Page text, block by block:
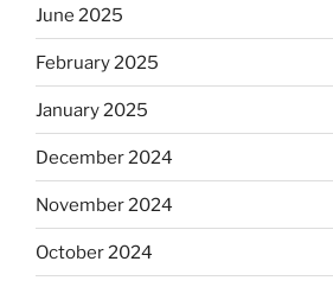
June 2025
February 2025
January 2025
December 2024
November 2024
October 2024